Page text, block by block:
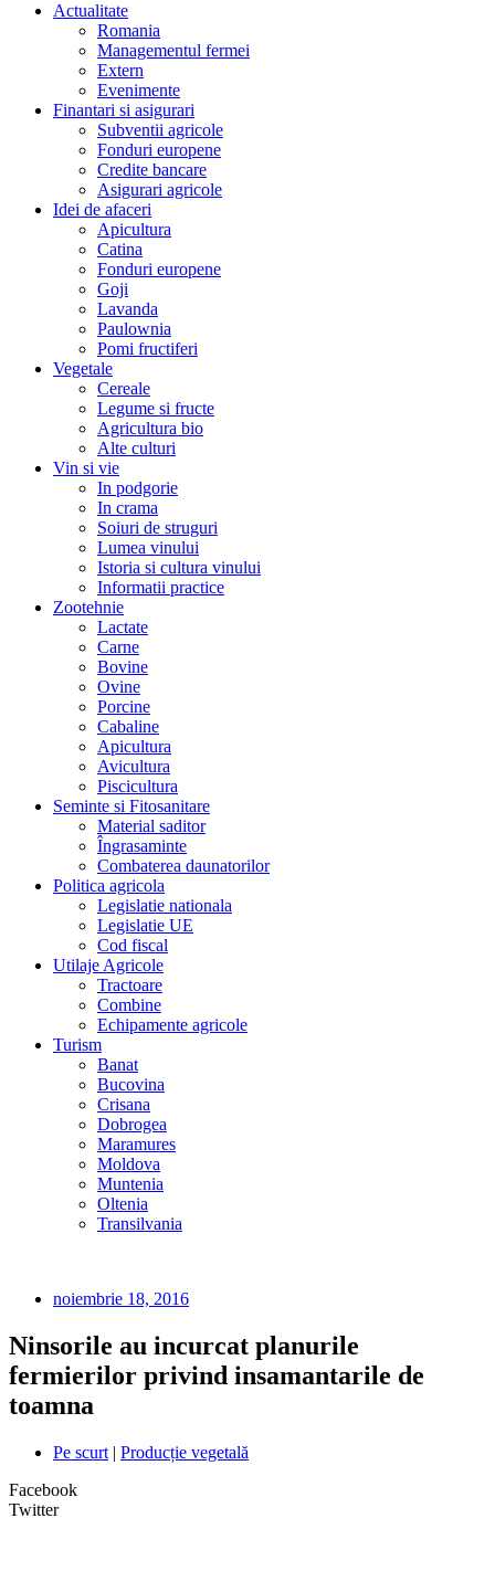
Actualitate
Romania
Managementul fermei
Extern
Evenimente
Finantari si asigurari
Subventii agricole
Fonduri europene
Credite bancare
Asigurari agricole
Idei de afaceri
Apicultura
Catina
Fonduri europene
Goji
Lavanda
Paulownia
Pomi fructiferi
Vegetale
Cereale
Legume si fructe
Agricultura bio
Alte culturi
Vin si vie
In podgorie
In crama
Soiuri de struguri
Lumea vinului
Istoria si cultura vinului
Informatii practice
Zootehnie
Lactate
Carne
Bovine
Ovine
Porcine
Cabaline
Apicultura
Avicultura
Piscicultura
Seminte si Fitosanitare
Material saditor
Îngrasaminte
Combaterea daunatorilor
Politica agricola
Legislatie nationala
Legislatie UE
Cod fiscal
Utilaje Agricole
Tractoare
Combine
Echipamente agricole
Turism
Banat
Bucovina
Crisana
Dobrogea
Maramures
Moldova
Muntenia
Oltenia
Transilvania
noiembrie 18, 2016
Ninsorile au incurcat planurile
fermierilor privind insamantarile de
toamna
Pe scurt | Producție vegetală
Facebook
Twitter